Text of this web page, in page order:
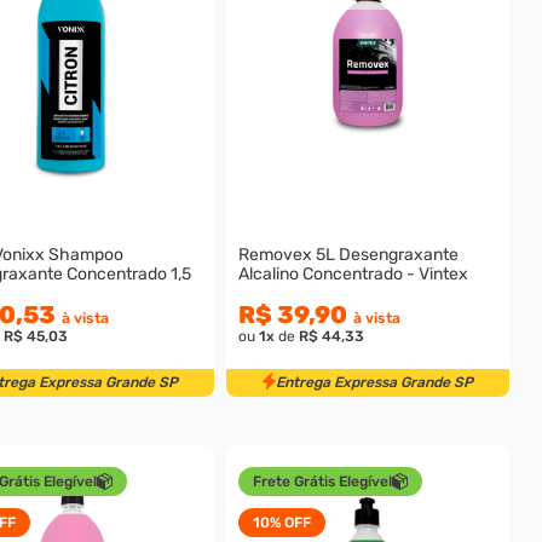
Shampoo
Concentrado 1,5
à vista
R$ 45,03
Expressa Grande SP
Removex 5L Desengraxante
Alcalino Concentrado - Vintex
R$ 39,90 à vista
ou 1x de R$ 44,33
Entrega Expressa Grande SP
Elegível Frete Grátis Elegível
10% OFF